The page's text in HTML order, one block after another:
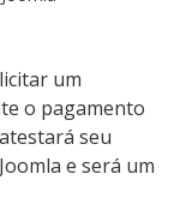
um
o pagamento
seu
e será um